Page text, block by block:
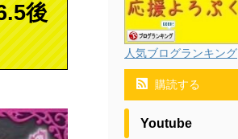
後
人気ブログランキング
購読する
Youtube